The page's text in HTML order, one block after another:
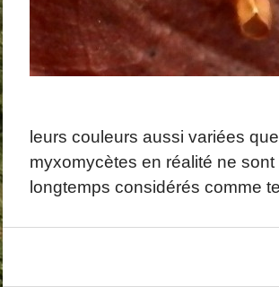
leurs couleurs aussi variées
myxomycètes en réalité ne
longtemps considérés comme